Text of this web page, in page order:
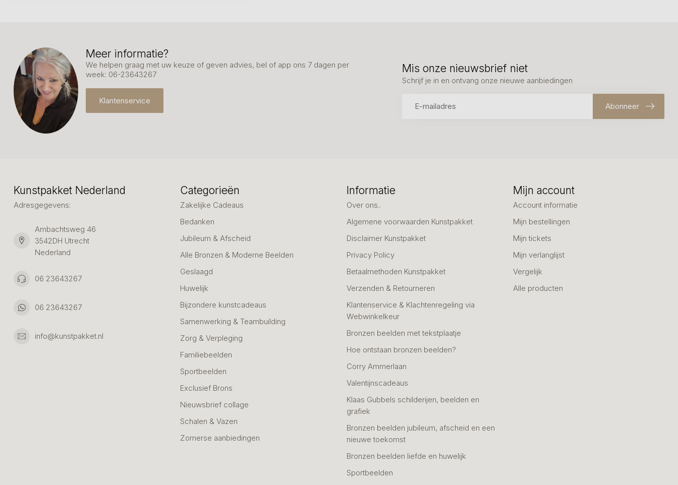
Meer informatie?
We helpen graag met uw keuze of geven advies, bel of app ons 7 dagen per
week: 06-23643267
Klantenservice
Mis onze nieuwsbrief niet
Schrijf je in en ontvang onze nieuwe aanbiedingen
Abonneer
Kunstpakket Nederland
Adresgegevens:
Ambachtsweg 46
3542DH Utrecht
Nederland
06 23643267
06 23643267
info@kunstpakket.nl
Categorieën
Zakelijke Cadeaus
Bedanken
Jubileum & Afscheid
Alle Bronzen & Moderne Beelden
Geslaagd
Huwelijk
Bijzondere kunstcadeaus
Samenwerking & Teambuilding
Zorg & Verpleging
Familiebeelden
Sportbeelden
Exclusief Brons
Nieuwsbrief collage
Schalen & Vazen
Zomerse aanbiedingen
Informatie
Over ons..
Algemene voorwaarden Kunstpakket
Disclaimer Kunstpakket
Privacy Policy
Betaalmethoden Kunstpakket
Verzenden & Retourneren
Klantenservice & Klachtenregeling via
Webwinkelkeur
Bronzen beelden met tekstplaatje
Hoe ontstaan bronzen beelden?
Corry Ammerlaan
Valentijnscadeaus
Klaas Gubbels schilderijen, beelden en
grafiek
Bronzen beelden jubileum, afscheid en een
nieuwe toekomst
Bronzen beelden liefde en huwelijk
Sportbeelden
Mijn account
Account informatie
Mijn bestellingen
Mijn tickets
Mijn verlanglijst
Vergelijk
Alle producten